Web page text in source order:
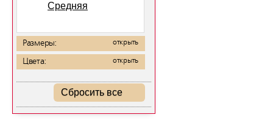
Средняя
Размеры: открыть
Цвета: открыть
Сбросить все